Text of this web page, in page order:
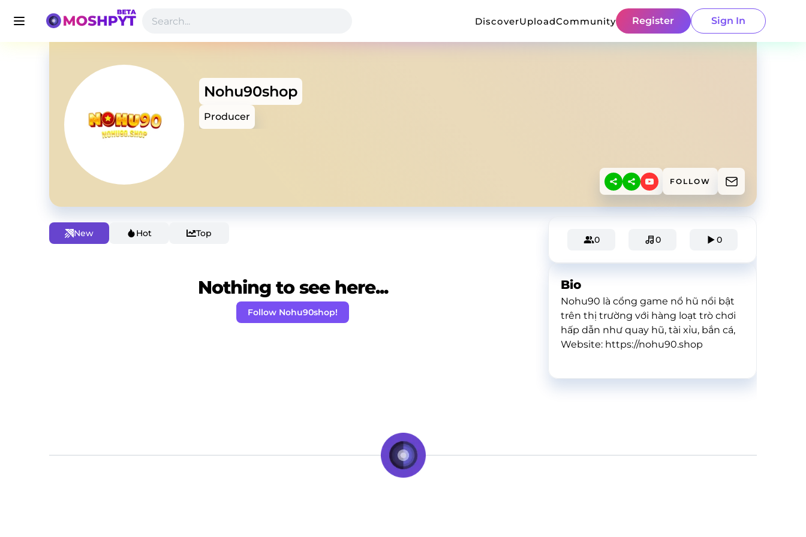
DiscoverUploadCommunity Register Sign In
Nohu90shop
Producer
FOLLOW
New Hot Top
Nothing to see here...
Follow Nohu90shop!
0 0 0
Bio
Nohu90 là cổng game nổ hũ nổi bật
trên thị trường với hàng loạt trò chơi
hấp dẫn như quay hũ, tài xỉu, bắn cá,
Website: https://nohu90.shop